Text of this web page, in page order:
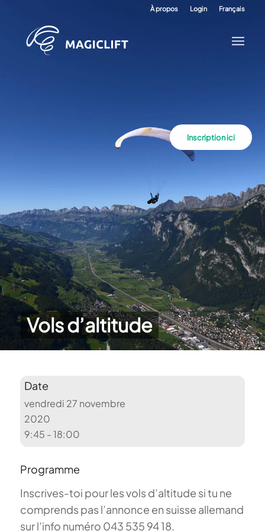
À propos Login Français
Vols d’altitude
Inscription ici
Date
vendredi 27 novembre
2020
9:45 - 18:00
Programme
Inscrives-toi pour les vols d’altitude si tu ne
comprends pas l’annonce en suisse allemand
sur l’info numéro 043 535 94 18.